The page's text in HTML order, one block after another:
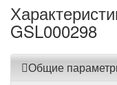
GSL000298
Общие